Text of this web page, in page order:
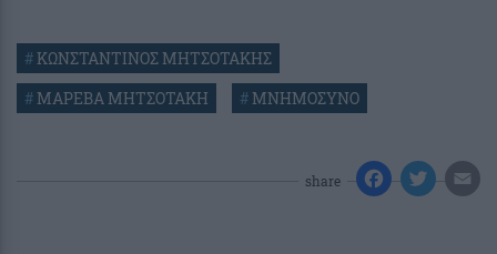
#ΚΩΝΣΤΑΝΤΙΝΟΣ ΜΗΤΣΟΤΑΚΗΣ
# ΜΑΡΕΒΑ ΜΗΤΣΟΤΑΚΗ # ΜΝΗΜΟΣΥΝΟ
share